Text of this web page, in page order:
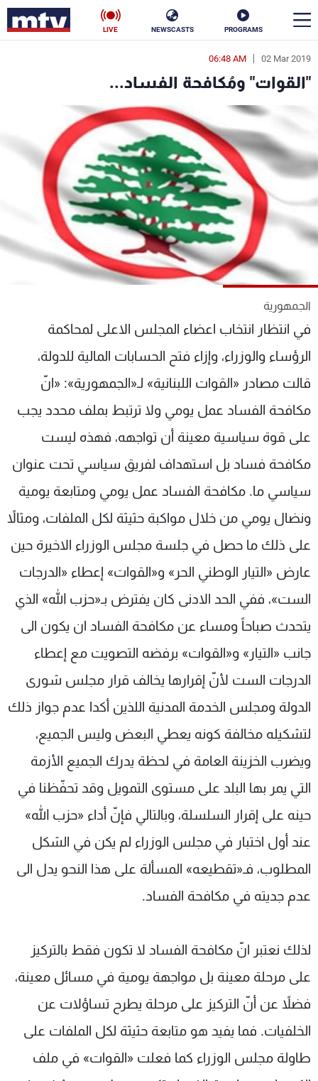
PROGRAMS
NEWSCASTS
LIVE
02 Mar 2019
06:48 AM
"القوات" ومُكافحة الفساد...
الجمهورية
في انتظار انتخاب اعضاء المجلس الاعلى لمحاكمة
الرؤساء والوزراء، وإزاء فتح الحسابات المالية للدولة،
قالت مصادر «القوات اللبنانية» لـ«الجمهورية»: «انّ
مكافحة الفساد عمل يومي ولا ترتبط بملف محدد يجب
على قوة سياسية معينة أن تواجهه، فهذه ليست
مكافحة فساد بل استهداف لفريق سياسي تحت عنوان
سياسي ما. مكافحة الفساد عمل يومي ومتابعة يومية
ونضال يومي من خلال مواكبة حثيثة لكل الملفات، ومثالاً
على ذلك ما حصل في جلسة مجلس الوزراء الاخيرة حين
عارض «التيار الوطني الحر» و«القوات» إعطاء «الدرجات
الست»، ففي الحد الادنى كان يفترض بـ«حزب الله» الذي
يتحدث صباحاً ومساء عن مكافحة الفساد ان يكون الى
جانب «التيار» و«القوات» برفضه التصويت مع إعطاء
الدرجات الست لأنّ إقرارها يخالف قرار مجلس شورى
الدولة ومجلس الخدمة المدنية اللذين أكدا عدم جواز ذلك
لتشكيله مخالفة كونه يعطي البعض وليس الجميع،
ويضرب الخزينة العامة في لحظة يدرك الجميع الأزمة
التي يمر بها البلد على مستوى التمويل وقد تحفّظنا في
حينه على إقرار السلسلة، وبالتالي فإنّ أداء «حزب الله»
عند أول اختبار في مجلس الوزراء لم يكن في الشكل
المطلوب، فـ«تقطيعه» المسألة على هذا النحو يدل الى
عدم جديته في مكافحة الفساد.
لذلك نعتبر انّ مكافحة الفساد لا تكون فقط بالتركيز
على مرحلة معينة بل مواجهة يومية في مسائل معينة،
فضلاً عن أنّ التركيز على مرحلة يطرح تساؤلات عن
الخلفيات. فما يفيد هو متابعة حثيثة لكل الملفات على
طاولة مجلس الوزراء كما فعلت «القوات» في ملف
en
الأخبار
ناس
إقتصاد فن
منوعات رياضة
كأس العالم
جدول البرامج
شاهد البرامج
الترددات
الإنـتـاج
تواصل معنا
شروط الإسـتخدام
سياسة الخصوصية